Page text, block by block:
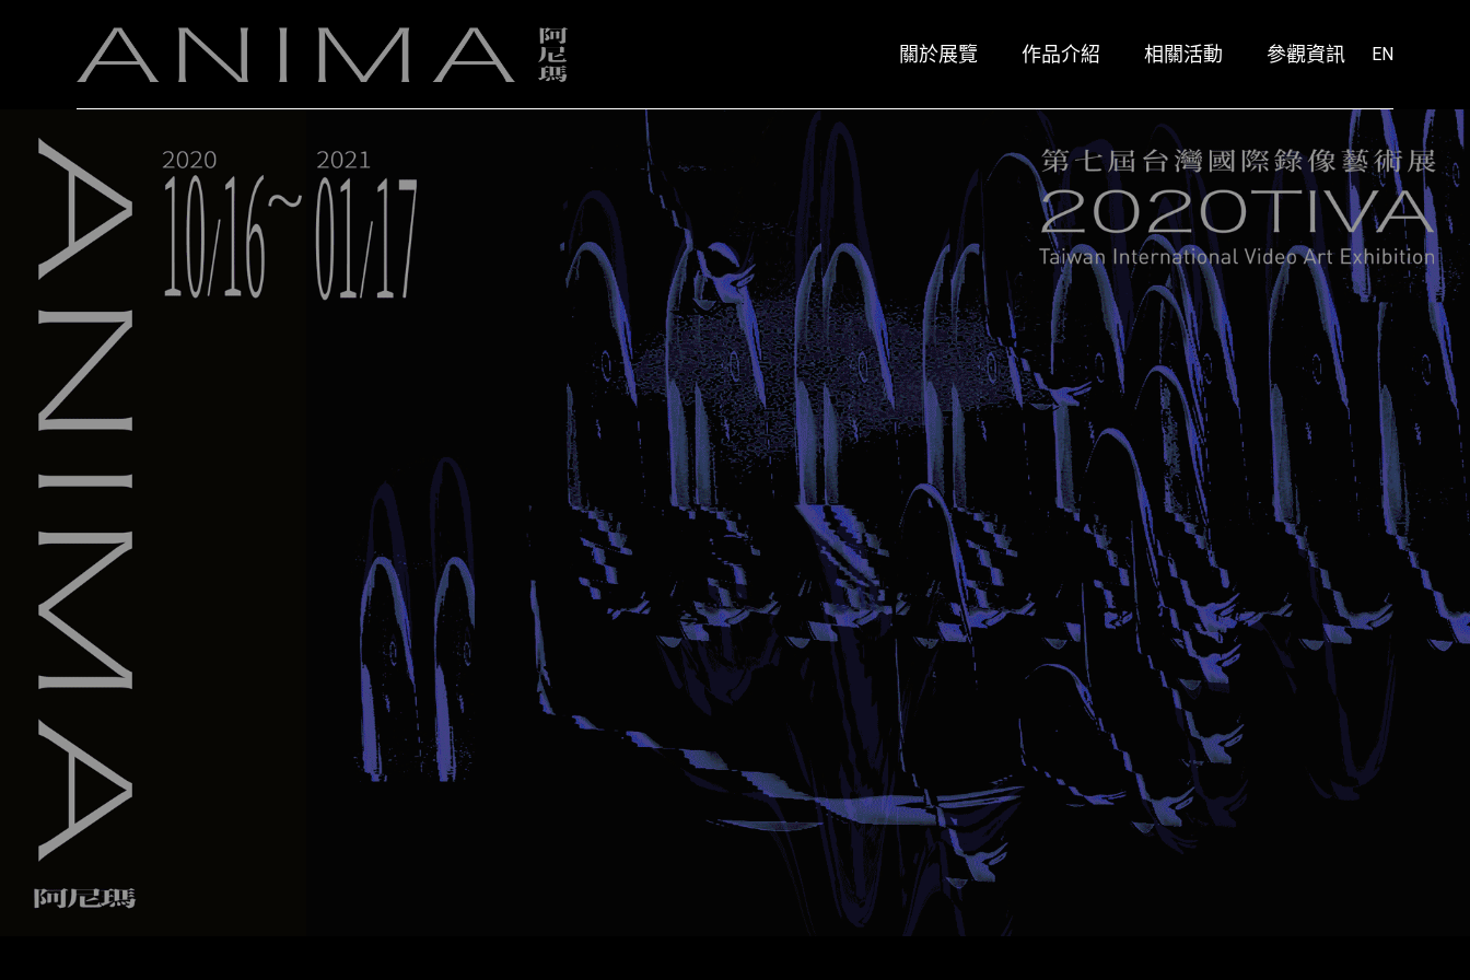
關於展覽 作品介紹
鳳甲美術館展區作品
空總美援大樓展區作品
放映單元
相關活動
阿尼瑪療程
ANIMA X Giloo紀實影音
2020 TIVA @ 毓繡美術館
參觀資訊 EN
展覽簡介
鳳甲美術館展區作品
放映單元
阿尼瑪療程
2020 TIVA @ 毓繡美術館